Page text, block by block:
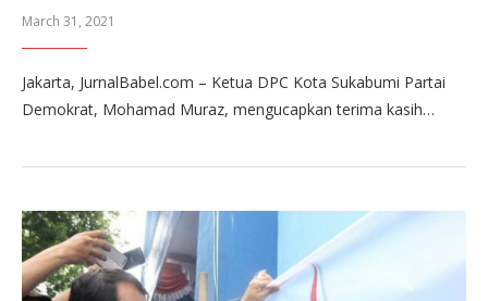
March 31, 2021
Jakarta, JurnalBabel.com – Ketua DPC Kota Sukabumi Partai
Demokrat, Mohamad Muraz, mengucapkan terima kasih…